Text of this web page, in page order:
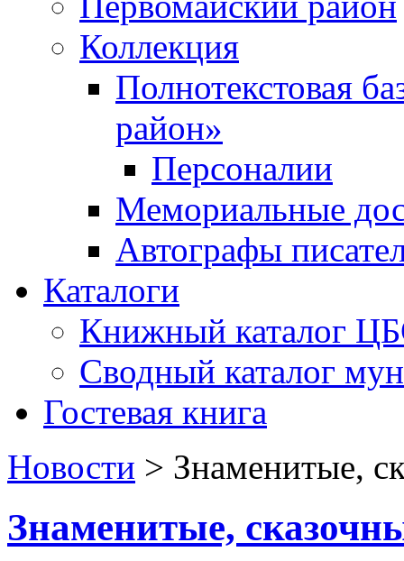
Коллекция
Полнотекстовая
район»
Персоналии
Мемориальные
Автографы
Каталоги
Книжный каталог
Сводный каталог
Гостевая книга
Новости > Знаменитые,
Знаменитые,